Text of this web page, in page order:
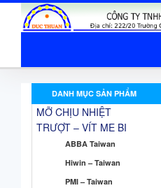
DANH MỤC SẢN PHẨM
MỠ CHỊU NHIỆT
TRƯỢT – VÍT ME BI
ABBA Taiwan
Hiwin – Taiwan
PMI – Taiwan